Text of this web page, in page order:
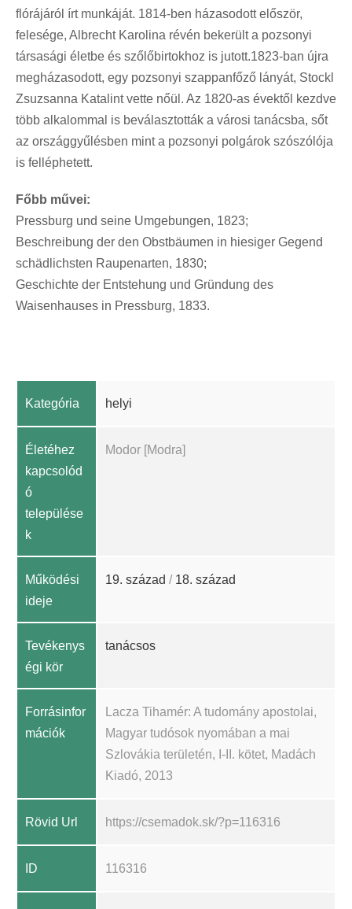
flórájáról írt munkáját. 1814-ben házasodott először,
felesége, Albrecht Karolina révén bekerült a pozsonyi
társasági életbe és szőlőbirtokhoz is jutott.1823-ban újra
megházasodott, egy pozsonyi szappanfőző lányát, Stockl
Zsuzsanna Katalint vette nőül. Az 1820-as évektől kezdve
több alkalommal is beválasztották a városi tanácsba, sőt
az országgyűlésben mint a pozsonyi polgárok szószólója
is felléphetett.
Főbb művei:
Pressburg und seine Umgebungen, 1823;
Beschreibung der den Obstbäumen in hiesiger Gegend
schädlichsten Raupenarten, 1830;
Geschichte der Entstehung und Gründung des
Waisenhauses in Pressburg, 1833.
Kategória helyi
Életéhez
kapcsolód
ó
települése
k
Modor [Modra]
Működési
ideje
19. század / 18. század
Tevékenys
égi kör
tanácsos
Forrásinfor
mációk
Lacza Tihamér: A tudomány apostolai,
Magyar tudósok nyomában a mai
Szlovákia területén, I-II. kötet, Madách
Kiadó, 2013
Rövid Url https://csemadok.sk/?p=116316
ID 116316